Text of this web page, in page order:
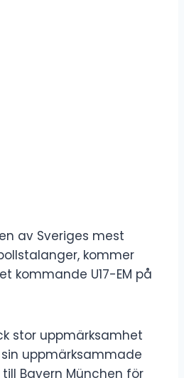
av Sveriges mest
kommer
kommande U17-EM på
stor uppmärksamhet
uppmärksammade
Bayern München för